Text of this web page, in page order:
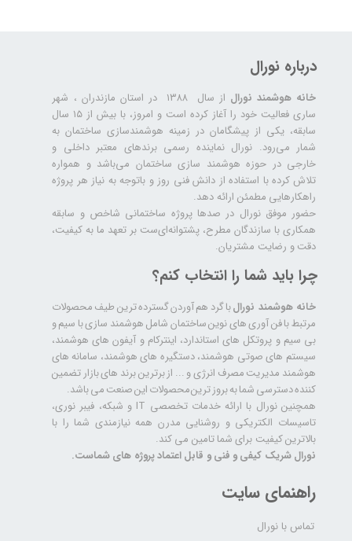
درباره نورال
خانه هوشمند نورال
از سال ۱۳۸۸ در استان مازندران ، شهر
ساری فعالیت خود را آغاز کرده است و امروز، با بیش از ۱۵ سال
سابقه، یکی از پیشگامان در زمینه هوشمندسازی ساختمان به
شمار می‌رود. نورال نماینده رسمی برندهای معتبر داخلی و
خارجی در حوزه هوشمند سازی ساختمان می‌باشد و همواره
تلاش کرده با استفاده از دانش فنی روز و باتوجه به نیاز هر پروژه
راهکارهایی مطمئن ارائه دهد.
حضور موفق نورال در صدها پروژه‌ ساختمانی شاخص و سابقه
همکاری با سازندگان مطرح، پشتوانه‌ای‌ست بر تعهد ما به کیفیت،
دقت و رضایت مشتریان.
راهنمای سایت
تماس با نورال
چرا باید شما را انتخاب کنم؟
خانه هوشمند نورالبا گرد هم آوردن گسترده ترین طیف محصولات
مرتبط با فن آوری های نوین ساختمان شامل هوشمند سازی با سیم و
بی سیم و پروتکل های استاندارد، اینترکام و آیفون های هوشمند،
سیستم های صوتی هوشمند، دستگیره های هوشمند، سامانه های
هوشمند مدیریت مصرف انرژی و ... از برترین برند های بازار تضمین
کننده دسترسی شما به بروز ترین محصولات این صنعت می باشد.
همچنین نورال با ارائه خدمات تخصصی IT و شبکه، فیبر نوری،
تاسیسات الکتریکی و روشنایی مدرن همه نیازمندی شما را با
بالاترین کیفیت برای شما تامین می کند.
نورال شریک کیفی و فنی و قابل اعتماد پروژه های شماست.